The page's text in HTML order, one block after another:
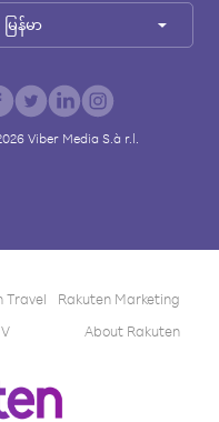
မြန်မာ
Viber Media S.à r.l.
Travel
Rakuten Marketing
About Rakuten